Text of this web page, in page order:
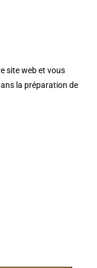
site web et vous
la préparation de